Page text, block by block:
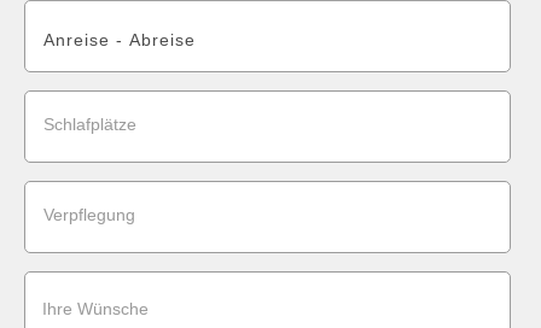
Schlafplätze
Verpflegung
Ihre Wünsche